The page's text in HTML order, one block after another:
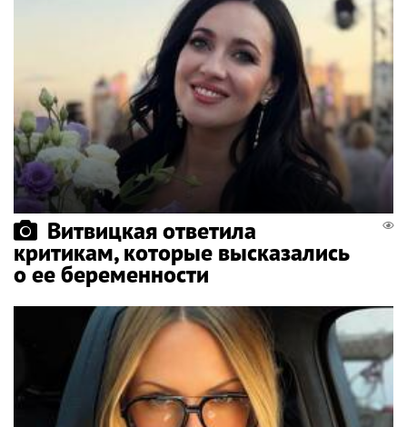
Витвицкая ответила
критикам, которые высказались
о ее беременности